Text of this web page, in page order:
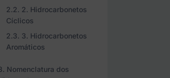
2. Hidrocarbonetos
Cíclicos
3. Hidrocarbonetos
Aromáticos
Nomenclatura dos